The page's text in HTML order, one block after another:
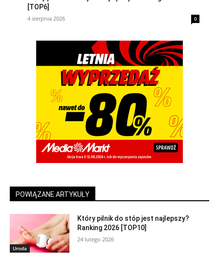
[TOP6]
4 sierpnia 2026 0
POWIĄZANE ARTYKUŁY
Uroda
Który pilnik do stóp jest najlepszy?
Ranking 2026 [TOP10]
24 lutego 2026